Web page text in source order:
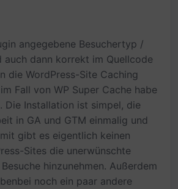
angegebene Besuchertyp /
auch dann korrekt im Quellcode
die WordPress-Site Caching
Fall von WP Super Cache habe
Die Installation ist simpel, die
in GA und GTM einmalig und
gibt es eigentlich keinen
Sites die unerwünschte
hinzunehmen. Außerdem
noch ein paar andere